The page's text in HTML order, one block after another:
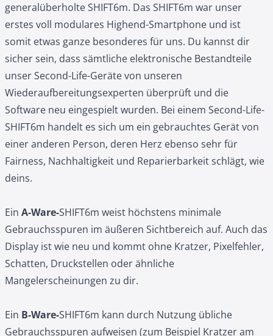
generalüberholte SHIFT6m. Das SHIFT6m war unser
erstes voll modulares Highend-Smartphone und ist
somit etwas ganze besonderes für uns. Du kannst dir
sicher sein, dass sämtliche elektronische Bestandteile
unser Second-Life-Geräte von unseren
Wiederaufbereitungsexperten überprüft und die
Software neu eingespielt wurden. Bei einem Second-Life-
SHIFT6m handelt es sich um ein gebrauchtes Gerät von
einer anderen Person, deren Herz ebenso sehr für
Fairness, Nachhaltigkeit und Reparierbarkeit schlägt, wie
deins.
Ein A-Ware-SHIFT6m weist höchstens minimale
Gebrauchsspuren im äußeren Sichtbereich auf. Auch das
Display ist wie neu und kommt ohne Kratzer, Pixelfehler,
Schatten, Druckstellen oder ähnliche
Mangelerscheinungen zu dir.
Ein B-Ware-SHIFT6m kann durch Nutzung übliche
Gebrauchsspuren aufweisen (zum Beispiel Kratzer am